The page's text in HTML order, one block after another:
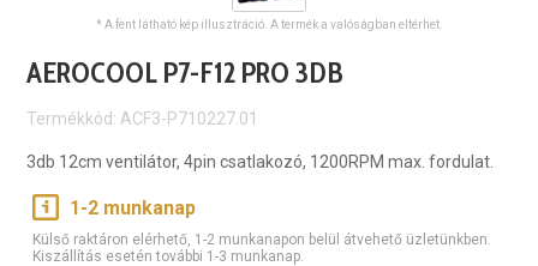
* A fent látható kép illusztráció. A termék a valóságban eltérhet.
AEROCOOL P7-F12 PRO 3DB
Termékkód: ACF3-P710227.01
3db 12cm ventilátor, 4pin csatlakozó, 1200RPM max. fordulat.
1-2 munkanap
Külső raktáron elérhető, 1-2 munkanapon belül átvehető üzletünkben.
Kiszállítás esetén további 1-3 munkanap.